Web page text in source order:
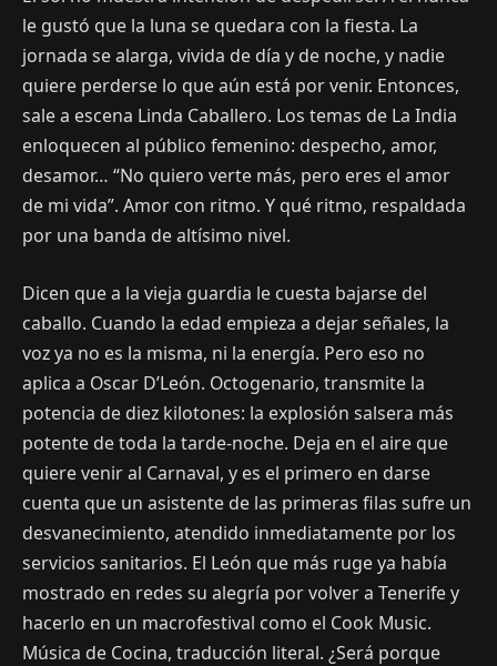
le gustó que la luna se quedara con la fiesta. La
jornada se alarga, vivida de día y de noche, y nadie
quiere perderse lo que aún está por venir. Entonces,
sale a escena Linda Caballero. Los temas de La India
enloquecen al público femenino: despecho, amor,
desamor… “No quiero verte más, pero eres el amor
de mi vida”. Amor con ritmo. Y qué ritmo, respaldada
por una banda de altísimo nivel.
Dicen que a la vieja guardia le cuesta bajarse del
caballo. Cuando la edad empieza a dejar señales, la
voz ya no es la misma, ni la energía. Pero eso no
aplica a Oscar D’León. Octogenario, transmite la
potencia de diez kilotones: la explosión salsera más
potente de toda la tarde-noche. Deja en el aire que
quiere venir al Carnaval, y es el primero en darse
cuenta que un asistente de las primeras filas sufre un
desvanecimiento, atendido inmediatamente por los
servicios sanitarios. El León que más ruge ya había
mostrado en redes su alegría por volver a Tenerife y
hacerlo en un macrofestival como el Cook Music.
Música de Cocina, traducción literal. ¿Será porque